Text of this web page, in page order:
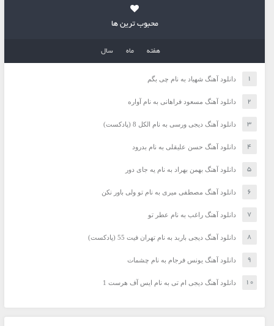
محبوب ترین ها
هفته ماه سال
دانلود آهنگ شهیاد به نام چی بگم
دانلود آهنگ مسعود فراهانی به نام آواره
دانلود آهنگ دیجی ورسی به نام الکل 8 (پادکست)
دانلود آهنگ حسن علیقلی به نام بدرود
دانلود آهنگ بهمن بهراد به نام یه جای دور
دانلود آهنگ مصطفی میری به نام تو ولی باور نکن
دانلود آهنگ راغب به نام عطر تو
دانلود آهنگ دیجی باربد به نام تهران فیت 55 (پادکست)
دانلود آهنگ یونس فرجام به نام چشمات
دانلود آهنگ دیجی ام تی به نام ایس آف هرست 1